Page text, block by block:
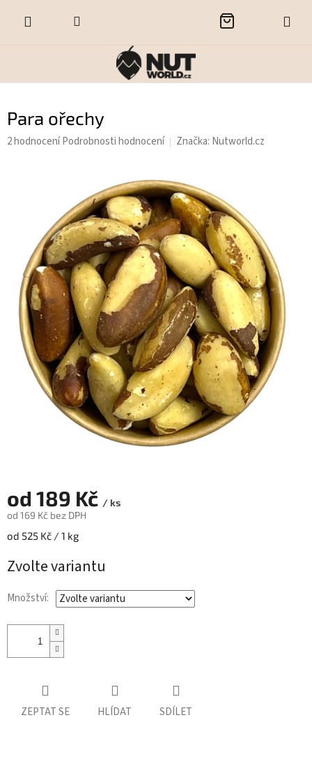
NÁKUPNÍ
Para ořechy
Průměrné
hvězdiček.
2 hodnoceníPodrobnosti hodnocení Značka: Nutworld.cz
od 189 Kč / ks
od 169 Kč bez DPH
Měrná
od 525 Kč / 1 kg
Zvolte variantu
Množství:
ZEPTAT SE HLÍDAT SDÍLET